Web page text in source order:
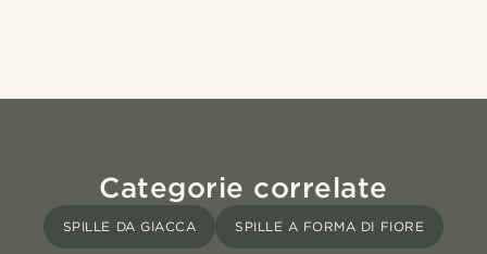
Categorie correlate
SPILLE DA GIACCA SPILLE A FORMA DI FIORE